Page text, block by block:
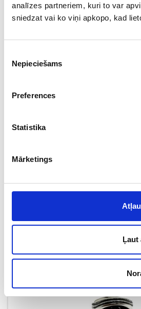
analīzes partneriem, kuri to var
sniedzat vai ko viņi apkopo, kad
izvēle
Nepieciešams
Preferences
Statistika
Mārketings
Ļaut
ДОБАВИТЬ В
€
ДОБАВИТЬ В